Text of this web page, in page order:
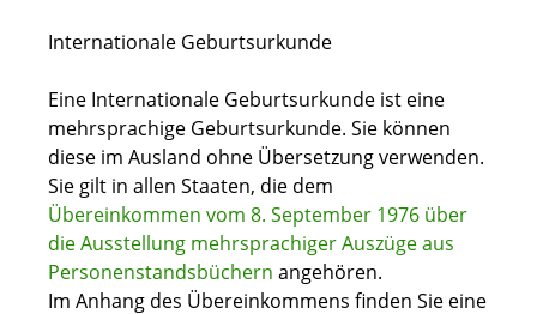
Internationale Geburtsurkunde
Eine Internationale Geburtsurkunde ist eine
mehrsprachige Geburtsurkunde. Sie können
diese im Ausland ohne Übersetzung verwenden.
Sie gilt in allen Staaten, die dem
Übereinkommen vom 8. September 1976 über
die Ausstellung mehrsprachiger Auszüge aus
Personenstandsbüchern angehören.
Im Anhang des Übereinkommens finden Sie eine